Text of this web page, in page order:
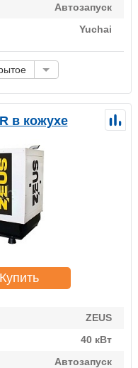
Автозапуск
Yuchai
в кожухе
Купить
ZEUS
40 кВт
Автозапуск